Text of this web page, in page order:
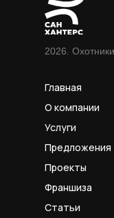
Главная
О компании
Услуги
Предложения
Проекты
Франшиза
Статьи
2026.